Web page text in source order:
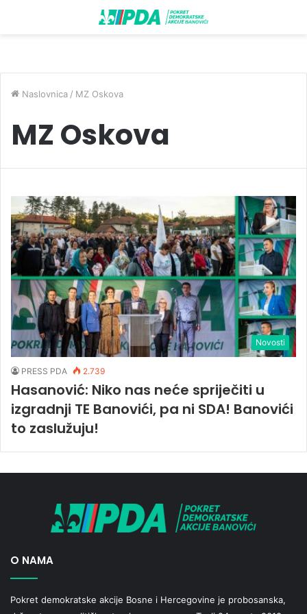
Naslovnica / MZ Oskova
MZ Oskova
Novosti
PRESS PDA 2.739
Hasanović: Niko nas neće spriječiti u
izgradnji TE Banovići, pa ni SDA! Banovići
to zaslužuju!
O NAMA
Pokret demokratske akcije Bosne i Hercegovine je probosanska,